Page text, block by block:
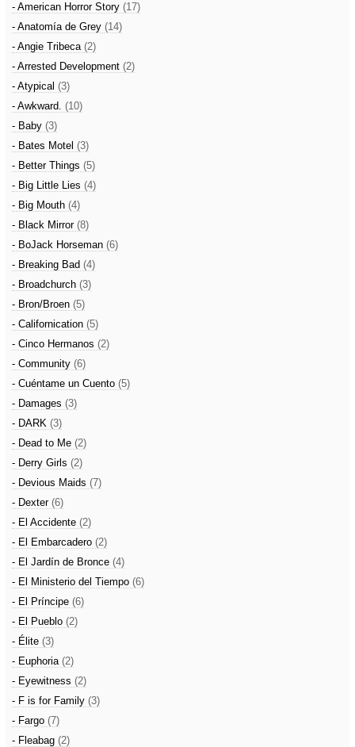
- American Horror Story (17)
- Anatomía de Grey (14)
- Angie Tribeca (2)
- Arrested Development (2)
- Atypical (3)
- Awkward. (10)
- Baby (3)
- Bates Motel (3)
- Better Things (5)
- Big Little Lies (4)
- Big Mouth (4)
- Black Mirror (8)
- BoJack Horseman (6)
- Breaking Bad (4)
- Broadchurch (3)
- Bron/Broen (5)
- Californication (5)
- Cinco Hermanos (2)
- Community (6)
- Cuéntame un Cuento (5)
- Damages (3)
- DARK (3)
- Dead to Me (2)
- Derry Girls (2)
- Devious Maids (7)
- Dexter (6)
- El Accidente (2)
- El Embarcadero (2)
- El Jardín de Bronce (4)
- El Ministerio del Tiempo (6)
- El Príncipe (6)
- El Pueblo (2)
- Élite (3)
- Euphoria (2)
- Eyewitness (2)
- F is for Family (3)
- Fargo (7)
- Fleabag (2)